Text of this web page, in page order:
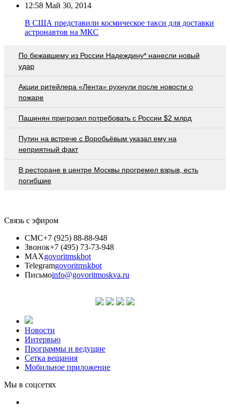
12:58 Май 30, 2014
В США представили космическое такси для доставки
астронавтов на МКС
По бежавшему из России Надеждину* нанесли новый
удар
Акции ритейлера «Лента» рухнули после новости о
пожаре
Пашинян пригрозил потребовать c России $2 млрд
Путин на встрече с Воробьёвым указал ему на
неприятный факт
В ресторане в центре Москвы прогремел взрыв, есть
погибшие
Связь с эфиром
СМС+7 (925) 88-88-948
Звонок+7 (495) 73-73-948
MAXgovoritmskbot
Telegramgovoritmskbot
Письмоinfo@govoritmoskva.ru
Новости
Интервью
Программы и ведущие
Сетка вещания
Мобильное приложение
Мы в соцсетях